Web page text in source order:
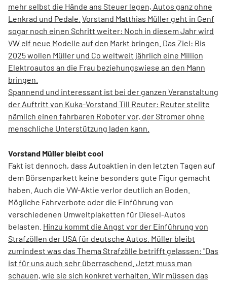
mehr selbst die Hände ans Steuer legen, Autos ganz ohne
Lenkrad und Pedale. Vorstand Matthias Müller geht in Genf
sogar noch einen Schritt weiter: Noch in diesem Jahr wird
VW elf neue Modelle auf den Markt bringen. Das Ziel: Bis
2025 wollen Müller und Co weltweit jährlich eine Million
Elektroautos an die Frau beziehungswiese an den Mann
bringen.
Spannend und interessant ist bei der ganzen Veranstaltung
der Auftritt von Kuka-Vorstand Till Reuter: Reuter stellte
nämlich einen fahrbaren Roboter vor, der Stromer ohne
menschliche Unterstützung laden kann.
Vorstand Müller bleibt cool
Fakt ist dennoch, dass Autoaktien in den letzten Tagen auf
dem Börsenparkett keine besonders gute Figur gemacht
haben. Auch die VW-Aktie verlor deutlich an Boden.
Mögliche Fahrverbote oder die Einführung von
verschiedenen Umweltplaketten für Diesel-Autos
belasten. Hinzu kommt die Angst vor der Einführung von
Strafzöllen der USA für deutsche Autos. Müller bleibt
zumindest was das Thema Strafzölle betrifft gelassen: "Das
ist für uns auch sehr überraschend. Jetzt muss man
schauen, wie sie sich konkret verhalten. Wir müssen das